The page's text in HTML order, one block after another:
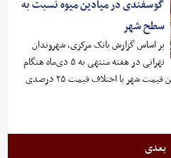
گوسفندی در میادین میوه نسبت به
سطح شهر
بر اساس گزارش بانک مرکزی، شهروندان
تهرانی در هفته منتهی به ۵ دی‌ماه هنگام
خرید از میادین میوه نسبت به میانگین قیمت شهر با اختلاف قیمت ۲۵ درصدی
بعدی